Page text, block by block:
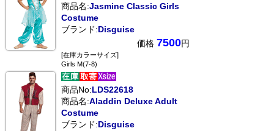
商品名:Jasmine Classic Girls
Costume
ブランド:Disguise
価格 7500円
[在庫カラーサイズ]
Girls M(7-8)
商品No:LDS22618
商品名:Aladdin Deluxe Adult
Costume
ブランド:Disguise